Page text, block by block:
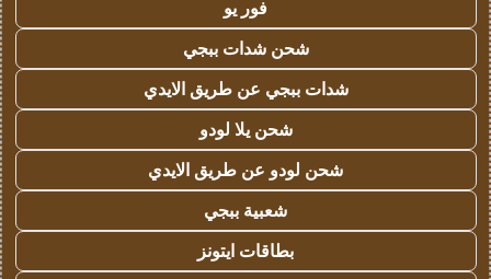
فور يو
شحن شدات ببجي
شدات ببجي عن طريق الايدي
شحن يلا لودو
شحن لودو عن طريق الايدي
شعبية ببجي
بطاقات ايتونز